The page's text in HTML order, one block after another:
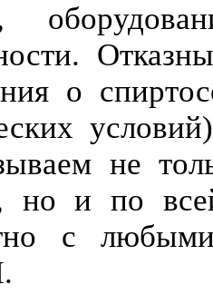
о
не
но и по
с